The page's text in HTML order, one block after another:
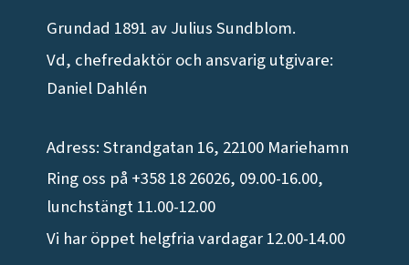
Grundad 1891 av Julius Sundblom.
Vd, chefredaktör och ansvarig utgivare:
Daniel Dahlén
Adress: Strandgatan 16, 22100 Mariehamn
Ring oss på +358 18 26026, 09.00-16.00,
lunchstängt 11.00-12.00
Vi har öppet helgfria vardagar 12.00-14.00